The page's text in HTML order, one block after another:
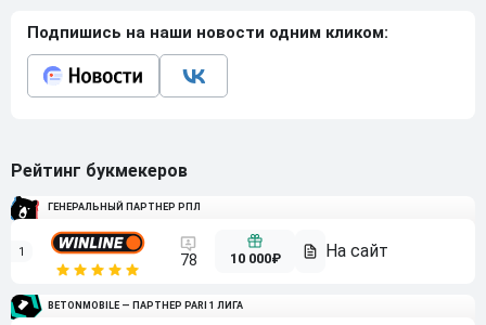
Подпишись на наши новости одним кликом:
Рейтинг букмекеров
ГЕНЕРАЛЬНЫЙ ПАРТНЕР РПЛ
1 78 10 000₽
BETONMOBILE — ПАРТНЕР PARI 1 ЛИГА